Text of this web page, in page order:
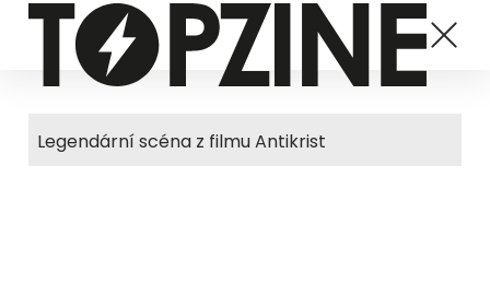
Legendární scéna z filmu Antikrist